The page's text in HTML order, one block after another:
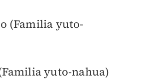
(Familia yuto-
yuto-nahua)